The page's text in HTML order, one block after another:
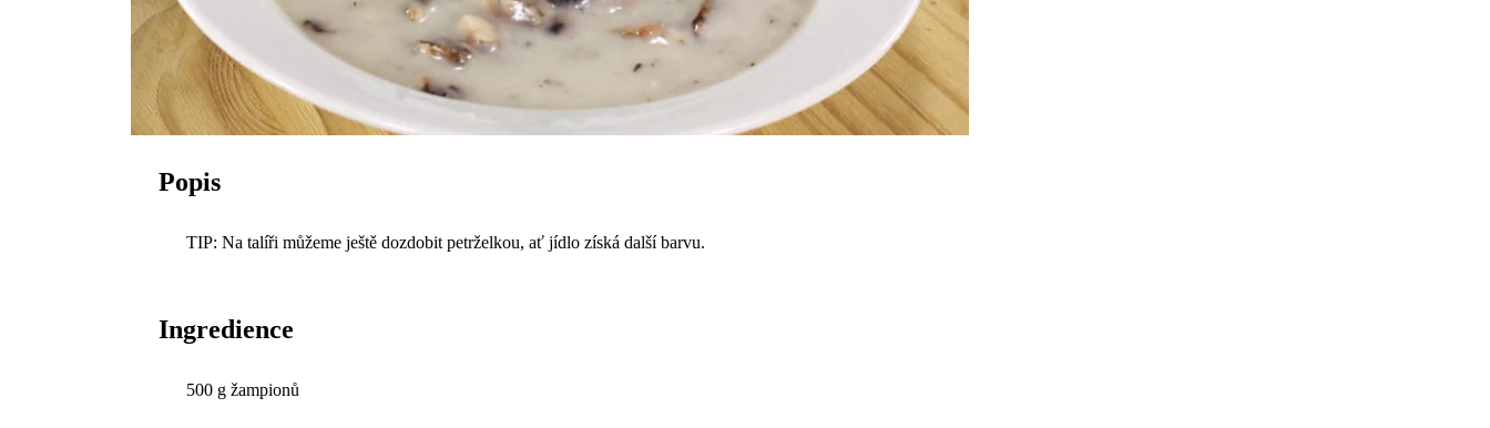
Popis
TIP: Na talíři můžeme ještě dozdobit petrželkou, ať jídlo získá další barvu.
Ingredience
500 g žampionů